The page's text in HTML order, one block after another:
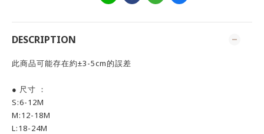
DESCRIPTION
此商品可能存在約±3-5cm的誤差
● 尺寸 ：
S:6-12M
M:12-18M
L:18-24M